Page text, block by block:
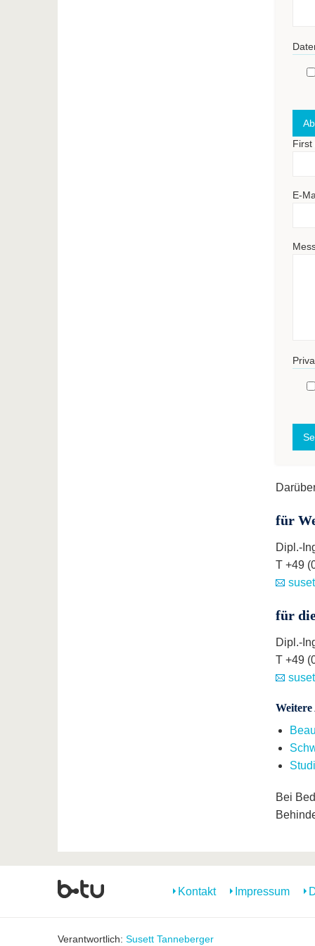
First
E-
für
Dipl.-
T +49
für
Dipl.-
T +49
Bei
Kontakt Impressum
Verantwortlich: Susett Tanneberger